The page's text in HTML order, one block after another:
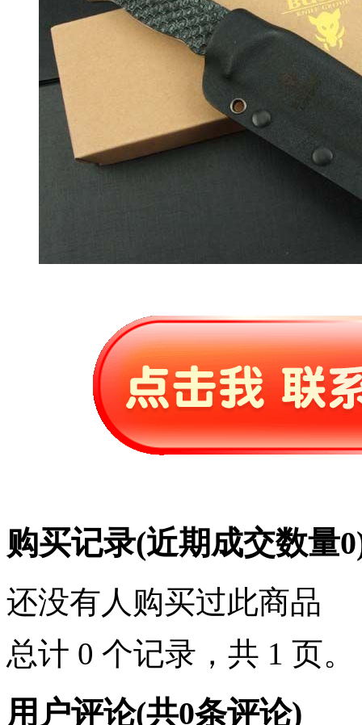
购买记录(近期成交数量0
还没有人购买过此商品
总计 0 个记录，共 1 页。
用户评论(共0条评论)